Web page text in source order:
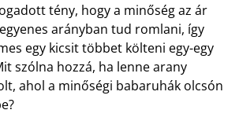
tény, hogy a minőség az ár
arányban tud romlani, így
egy kicsit többet költeni egy-egy
szólna hozzá, ha lenne arany
ahol a minőségi babaruhák olcsón